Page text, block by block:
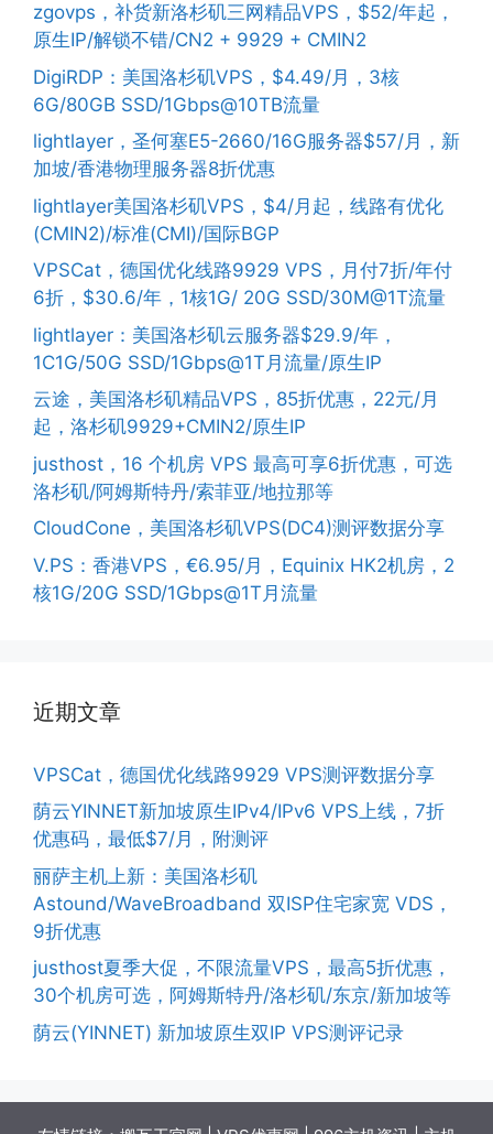
zgovps，补货新洛杉矶三网精品VPS，$52/年起，
原生IP/解锁不错/CN2 + 9929 + CMIN2
DigiRDP：美国洛杉矶VPS，$4.49/月，3核
6G/80GB SSD/1Gbps@10TB流量
lightlayer，圣何塞E5-2660/16G服务器$57/月，新
加坡/香港物理服务器8折优惠
lightlayer美国洛杉矶VPS，$4/月起，线路有优化
(CMIN2)/标准(CMI)/国际BGP
VPSCat，德国优化线路9929 VPS，月付7折/年付
6折，$30.6/年，1核1G/ 20G SSD/30M@1T流量
lightlayer：美国洛杉矶云服务器$29.9/年，
1C1G/50G SSD/1Gbps@1T月流量/原生IP
云途，美国洛杉矶精品VPS，85折优惠，22元/月
起，洛杉矶9929+CMIN2/原生IP
justhost，16 个机房 VPS 最高可享6折优惠，可选
洛杉矶/阿姆斯特丹/索菲亚/地拉那等
CloudCone，美国洛杉矶VPS(DC4)测评数据分享
V.PS：香港VPS，€6.95/月，Equinix HK2机房，2
核1G/20G SSD/1Gbps@1T月流量
近期文章
VPSCat，德国优化线路9929 VPS测评数据分享
荫云YINNET新加坡原生IPv4/IPv6 VPS上线，7折
优惠码，最低$7/月，附测评
丽萨主机上新：美国洛杉矶
Astound/WaveBroadband 双ISP住宅家宽 VDS，
9折优惠
justhost夏季大促，不限流量VPS，最高5折优惠，
30个机房可选，阿姆斯特丹/洛杉矶/东京/新加坡等
荫云(YINNET) 新加坡原生双IP VPS测评记录